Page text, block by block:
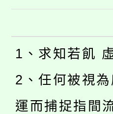
1、求知若飢
2、任何被視
運而捕捉指間